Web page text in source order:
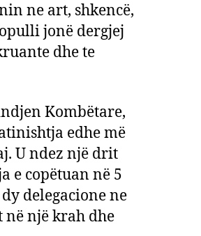
ne art, shkencë,
jonë dergjej
dhe te
Kombëtare,
edhe më
U ndez një drit
e copëtuan në 5
delegacione ne
në një krah dhe